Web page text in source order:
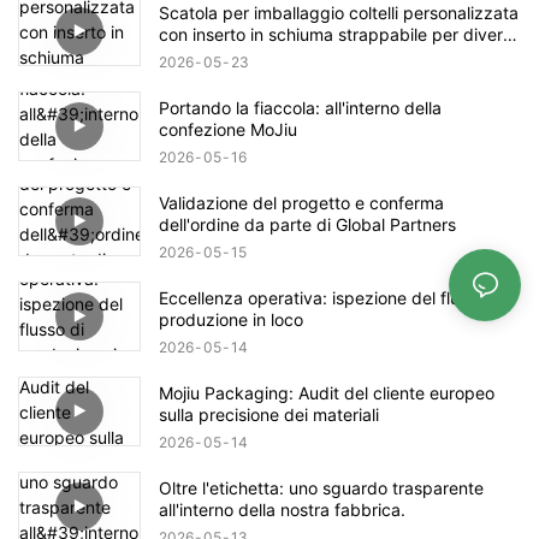
Scatola per imballaggio coltelli personalizzata
con inserto in schiuma strappabile per diverse
dimensioni
2026 05 23
Portando la fiaccola: all'interno della
confezione MoJiu
2026 05 16
Validazione del progetto e conferma
dell'ordine da parte di Global Partners
2026 05 15
Eccellenza operativa: ispezione del flusso di
produzione in loco
2026 05 14
Mojiu Packaging: Audit del cliente europeo
sulla precisione dei materiali
2026 05 14
Oltre l'etichetta: uno sguardo trasparente
all'interno della nostra fabbrica.